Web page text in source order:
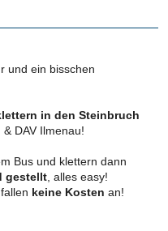
und ein bisschen
in den Steinbruch
DAV Ilmenau!
Bus und klettern dann
gestellt , alles easy!
keine Kosten an!